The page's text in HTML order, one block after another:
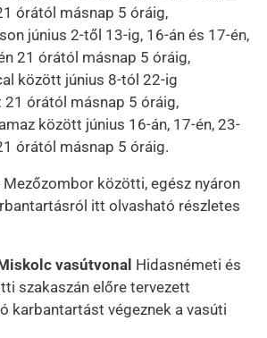
órától másnap 5 óráig,
június 2-től 13-ig, 16-án és 17-én,
21 órától másnap 5 óráig,
között június 8-tól 22-ig
21 órától másnap 5 óráig,
között június 16-án, 17-én, 23-
órától másnap 5 óráig.
Mezőzombor közötti, egész nyáron
itt olvasható részletes
vasútvonal Hidasnémeti és
szakaszán előre tervezett
karbantartást végeznek a vasúti